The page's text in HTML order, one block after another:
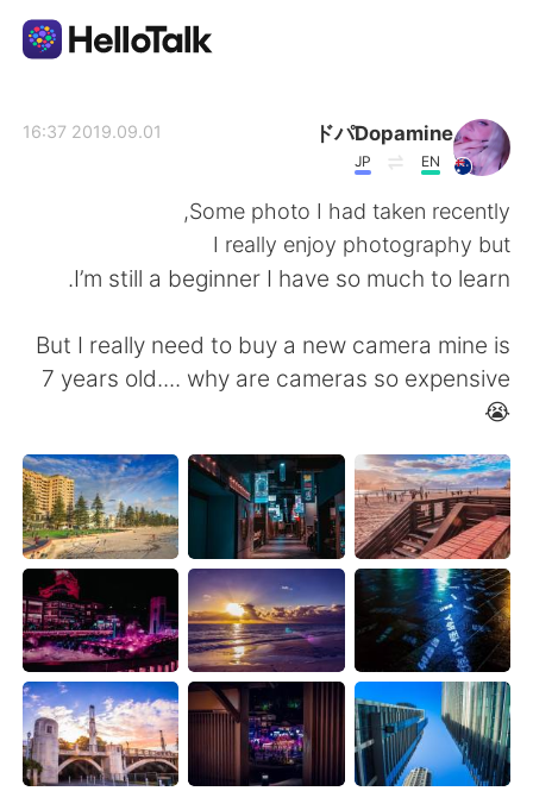
English 简体中文
Français Deutsch
日本語 한국어
Русский ไทย
Indonesia Italiano
Türkçe Tiếng Việt
Português
ドパDopamine
EN
JP
2019.09.01 16:37
Some photo I had taken recently,
I really enjoy photography but
I’m still a beginner I have so much to learn.
But I really need to buy a new camera mine is
7 years old.... why are cameras so expensive
😭